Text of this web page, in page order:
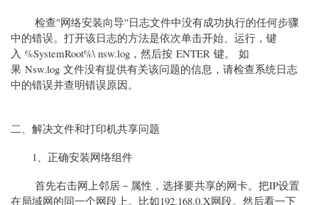
检查"网络安装向导"日志文件中没有成功执行的任何步骤
中的错误。打开该日志的方法是依次单击开始、运行，键
入 %SystemRoot%\ nsw.log，然后按 ENTER 键。 如
果 Nsw.log 文件没有提供有关该问题的信息，请检查系统日志
中的错误并查明错误原因。
二、解决文件和打印机共享问题
1、正确安装网络组件
首先右击网上邻居－属性，选择要共享的网卡。把IP设置
在局域网的同一个网段上。比如192.168.0.X网段。然后看一下